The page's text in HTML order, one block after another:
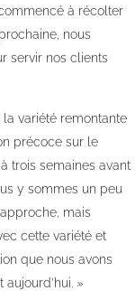
à récolter
nous
servir nos clients
variété remontante
précoce sur le
trois semaines avant
y sommes un peu
mais
cette variété et
que nous avons
aujourd’hui. »